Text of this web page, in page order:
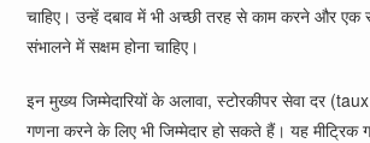
चाहिए। उन्हें दबाव में भी अच्छी तरह से काम करने और एक
संभालने में सक्षम होना चाहिए।
इन मुख्य जिम्मेदारियों के अलावा, स्टोरकीपर सेवा दर
गणना करने के लिए भी जिम्मेदार हो सकते हैं। यह मीट्रिक